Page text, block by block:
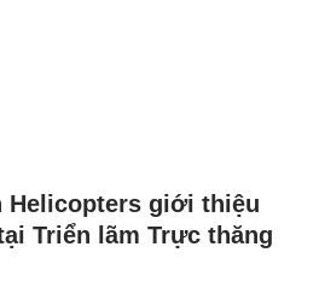
Helicopters giới thiệu
Triển lãm Trực thăng